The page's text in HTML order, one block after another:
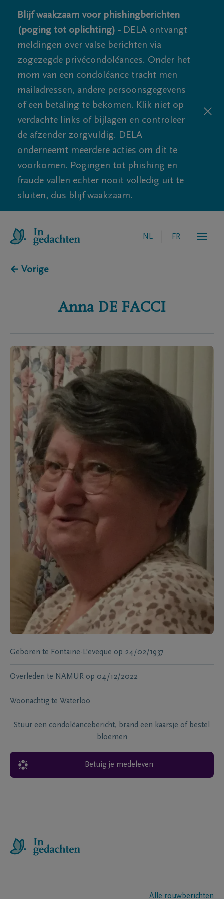
Blijf waakzaam voor phishingberichten
(poging tot oplichting) - DELA ontvangt
meldingen over valse berichten via
zogezegde privécondoléances. Onder het
mom van een condoléance tracht men
mailadressen, andere persoonsgegevens
of een betaling te bekomen. Klik niet op
verdachte links of bijlagen en controleer
de afzender zorgvuldig. DELA
onderneemt meerdere acties om dit te
voorkomen. Pogingen tot phishing en
fraude vallen echter nooit volledig uit te
sluiten, dus blijf waakzaam.
NL FR
← Vorige
Anna DE FACCI
Geboren te Fontaine-L'eveque op 24/02/1937
Overleden te NAMUR op 04/12/2022
Woonachtig te Waterloo
Stuur een condoléancebericht, brand een kaarsje of bestel
bloemen
Betuig je medeleven
Alle rouwberichten